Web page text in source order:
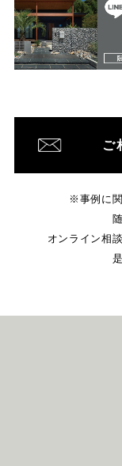
ご
※事例に
オンライン相